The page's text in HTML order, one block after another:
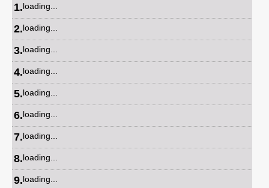
1.loading...
2.loading...
3.loading...
4.loading...
5.loading...
6.loading...
7.loading...
8.loading...
9.loading...